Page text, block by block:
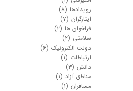
رویدادها (۸)
ایثارگران (۷)
فراخوان ها (۲)
سلامتی (۲)
دولت الکترونیک (۶)
ارتباطات (۱)
دانش (۳)
مناطق آزاد (۱)
مسافران (۱)